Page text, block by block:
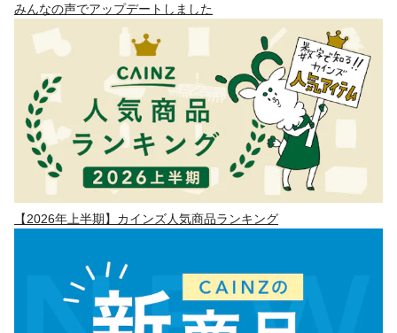
みんなの声でアップデートしました
【2026年上半期】カインズ人気商品ランキング